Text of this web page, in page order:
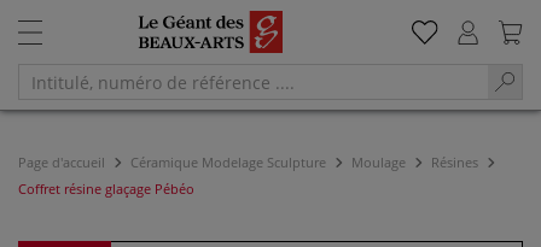
Page d'accueil Céramique Modelage Sculpture Moulage
Résines
Coffret résine glaçage Pébéo